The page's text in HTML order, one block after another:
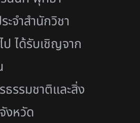
ะจำสำนักวิชา
ได้รับเชิญจาก
รรมชาติและสิ่ง
งหวัด